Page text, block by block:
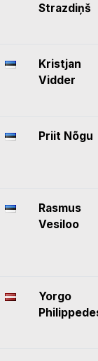
Strazdiņš
Kristjan
Vidder
Priit Nõgu
Rasmus
Vesiloo
Yorgo